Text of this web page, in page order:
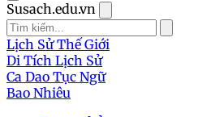
Susach.edu.vn
Lịch Sử Thế Giới
Di Tích Lịch Sử
Ca Dao Tục Ngữ
Bao Nhiêu